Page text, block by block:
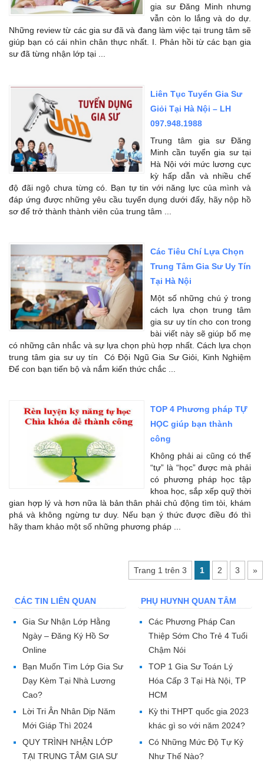
gia sư Đăng Minh nhưng
vẫn còn lo lắng và do dự.
Những review từ các gia sư đã và đang làm việc tại trung tâm sẽ
giúp bạn có cái nhìn chân thực nhất. I. Phản hồi từ các bạn gia
sư đã từng nhận lớp tại ...
Liên Tục Tuyển Gia Sư
Giỏi Tại Hà Nội – LH
097.948.1988
Trung tâm gia sư Đăng
Minh cần tuyển gia sư tại
Hà Nội với mức lương cực
kỳ hấp dẫn và nhiều chế
độ đãi ngộ chưa từng có. Bạn tự tin với năng lực của mình và
đáp ứng được những yêu cầu tuyển dụng dưới đấy, hãy nộp hồ
sơ để trở thành thành viên của trung tâm ...
Các Tiêu Chí Lựa Chọn
Trung Tâm Gia Sư Uy Tín
Tại Hà Nội
Một số những chú ý trong
cách lựa chọn trung tâm
gia sư uy tín cho con trong
bài viết này sẽ giúp bố mẹ
có những cân nhắc và sự lựa chọn phù hợp nhất. Cách lựa chọn
trung tâm gia sư uy tín Có Đội Ngũ Gia Sư Giỏi, Kinh Nghiệm
Để con bạn tiến bộ và nắm kiến thức chắc ...
TOP 4 Phương pháp TỰ
HỌC giúp bạn thành
công
Không phải ai cũng có thể
“tự” là “học” được mà phải
có phương pháp học tập
khoa học, sắp xếp quỹ thời
gian hợp lý và hơn nữa là bản thân phải chủ động tìm tòi, khám
phá và không ngừng tư duy. Nếu bạn ý thức được điều đó thì
hãy tham khảo một số những phương pháp ...
Trang 1 trên 3 1 2 3 »
CÁC TIN LIÊN QUAN
Gia Sư Nhận Lớp Hằng
Ngày – Đăng Ký Hồ Sơ
Online
Bạn Muốn Tìm Lớp Gia Sư
Dạy Kèm Tại Nhà Lương
Cao?
Lời Tri Ân Nhân Dịp Năm
Mới Giáp Thì 2024
QUY TRÌNH NHẬN LỚP
TẠI TRUNG TÂM GIA SƯ
PHỤ HUYNH QUAN TÂM
Các Phương Pháp Can
Thiệp Sớm Cho Trẻ 4 Tuổi
Chậm Nói
TOP 1 Gia Sư Toán Lý
Hóa Cấp 3 Tại Hà Nội, TP
HCM
Kỳ thi THPT quốc gia 2023
khác gì so với năm 2024?
Có Những Mức Độ Tự Kỷ
Như Thế Nào?